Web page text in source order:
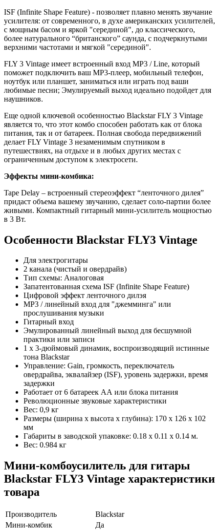
ISF (Infinite Shape Feature) - позволяет плавно менять звучание
усилителя: от современного, в духе американских усилителей,
с мощным басом и яркой "серединой", до классического,
более натурального “британского” саунда, с подчеркнутыми
верхними частотами и мягкой "серединой".
FLY 3 Vintage имеет встроенный вход MP3 / Line, который
поможет подключить ваш MP3-плеер, мобильный телефон,
ноутбук или планшет, заниматься или играть под ваши
любимые песни; Эмулируемый выход идеально подойдет для
наушников.
Еще одной ключевой особенностью Blackstar FLY 3 Vintage
является то, что этот комбо способен работать как от блока
питания, так и от батареек. Полная свобода передвижений
делает FLY Vintage 3 незаменимым спутником в
путешествиях, на отдыхе и в любых других местах с
ограниченным доступом к электросети.
Эффекты мини-комбика:
Tape Delay – встроенный стереоэффект “ленточного дилея”
придаст объема вашему звучанию, сделает соло-партии более
живыми. Компактный гитарный мини-усилитель мощностью
в 3 Вт.
Особенности Blackstar FLY3 Vintage
Для электрогитары
2 канала (чистый и овердрайв)
Тип схемы: Аналоговая
Запатентованная схема ISF (Infinite Shape Feature)
Цифровой эффект ленточного дилэя
MP3 / линейный вход для "джемминга" или
прослушивания музыки
Гитарный вход
Эмулированный линейный выход для бесшумной
практики или записи
1 х 3-дюймовый динамик, воспроизводящий истинные
тона Blackstar
Управление: Gain, громкость, переключатель
овердрайва, эквалайзер (ISF), уровень задержки, время
задержки
Работает от 6 батареек АА или блока питания
Революционные звуковые характеристики
Вес: 0,9 кг
Размеры (ширина х высота х глубина): 170 x 126 x 102
мм
Габариты в заводской упаковке: 0.18 x 0.11 x 0.14 м.
Вес: 0.984 кг
Мини-комбоусилитель для гитары
Blackstar FLY3 Vintage характеристики
товара
Производитель
Blackstar
Мини-комбик
Да